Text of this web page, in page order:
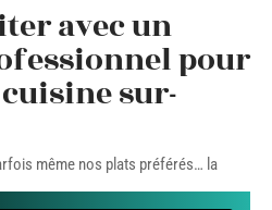
avec un
pour
sur-
même nos plats préférés… la